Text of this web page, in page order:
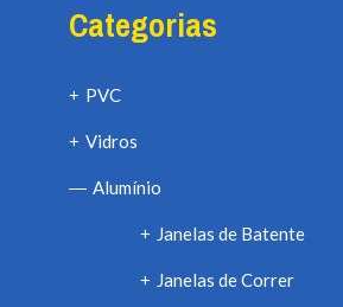
Categorias
+ PVC
+ Vidros
— Alumínio
+ Janelas de Batente
+ Janelas de Correr